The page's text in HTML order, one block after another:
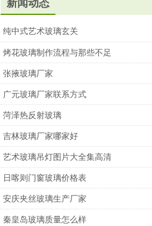
新闻动态
纯中式艺术玻璃玄关
烤花玻璃制作流程与那些不足
张掖玻璃厂家
广元玻璃厂家联系方式
菏泽热反射玻璃
吉林玻璃厂家哪家好
艺术玻璃吊灯图片大全集高清
日喀则门窗玻璃价格表
安庆夹丝玻璃生产厂家
秦皇岛玻璃质量怎么样